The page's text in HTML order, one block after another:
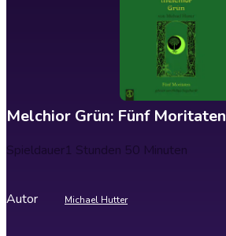
Melchior Grün: Fünf Moritaten
Spieldauer1 Stunden 50 Minuten
Autor Michael Hutter